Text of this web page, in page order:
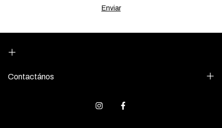
Contactános